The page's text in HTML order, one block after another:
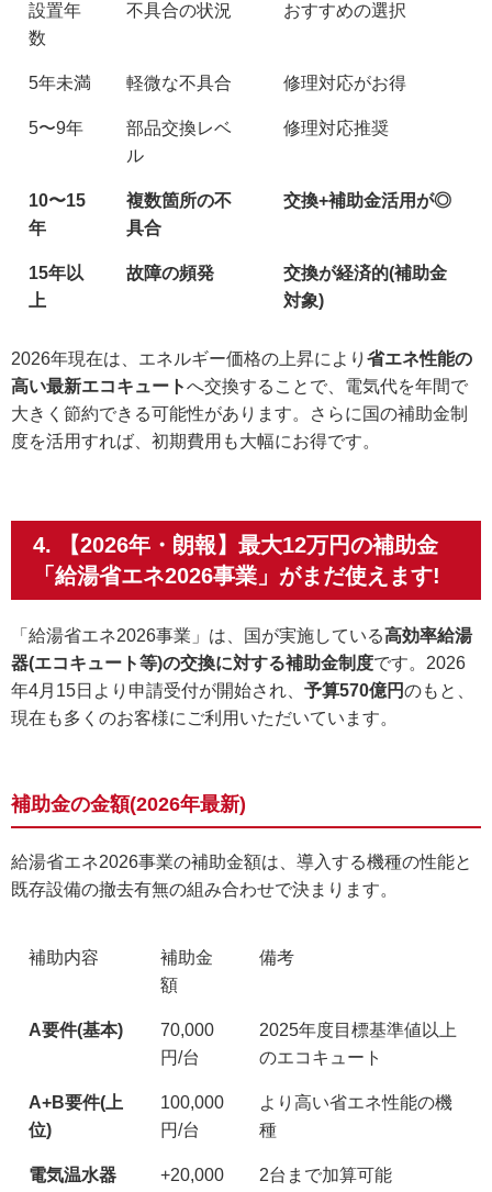
設置年
数
不具合の状況 おすすめの選択
5年未満 軽微な不具合 修理対応がお得
5〜9年
部品交換レベ
ル
修理対応推奨
10〜15
年
複数箇所の不
具合
交換+補助金活用が◎
15年以
上
故障の頻発
交換が経済的(補助金
対象)
2026年現在は、エネルギー価格の上昇により 省エネ性能の
高い最新エコキュートへ交換することで、電気代を年間で
大きく節約できる可能性があります。さらに国の補助金制
度を活用すれば、初期費用も大幅にお得です。
4. 【2026年・朗報】最大12万円の補助金
「給湯省エネ2026事業」がまだ使えます!
「給湯省エネ2026事業」は、国が実施している高効率給湯
器(エコキュート等)の交換に対する補助金制度です。2026
年4月15日より申請受付が開始され、 予算570億円のもと、
現在も多くのお客様にご利用いただいています。
補助金の金額(2026年最新)
給湯省エネ2026事業の補助金額は、導入する機種の性能と
既存設備の撤去有無の組み合わせで決まります。
補助内容
補助金
額
備考
A要件(基本)
70,000
円/台
2025年度目標基準値以上
のエコキュート
A+B要件(上
位)
100,000
円/台
より高い省エネ性能の機
種
電気温水器
+20,000
2台まで加算可能